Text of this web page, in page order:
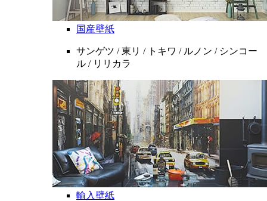
国産壁紙
サンゲツ / 東リ / トキワ / ルノン / シンコー
ル / リリカラ
輸入壁紙